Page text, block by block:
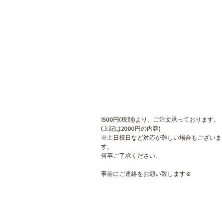
1500円(税別)より、ご注文承っております。
(上記は2000円の内容)
※土日祝日など対応が難しい場合もございま
す。
何卒ご了承ください。
事前にご連絡をお願い致します☺